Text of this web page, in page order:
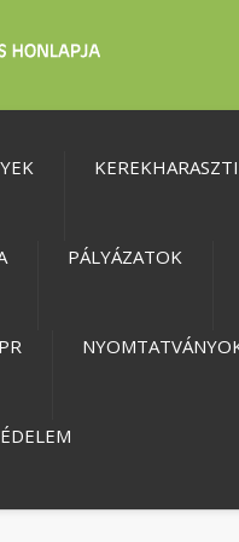
PÁLYÁZATOK